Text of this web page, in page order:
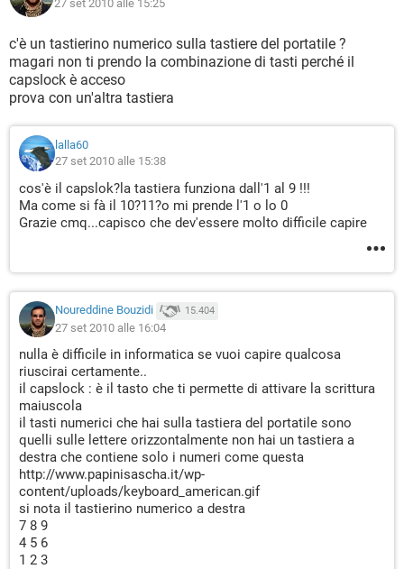
27 set 2010 alle 15:25
c'è un tastierino numerico sulla tastiere del portatile ?
magari non ti prendo la combinazione di tasti perché il
capslock è acceso
prova con un'altra tastiera
lalla60
27 set 2010 alle 15:38
cos'è il capslok?la tastiera funziona dall'1 al 9 !!!
Ma come si fà il 10?11?o mi prende l'1 o lo 0
Grazie cmq...capisco che dev'essere molto difficile capire
Noureddine Bouzidi 15.404
27 set 2010 alle 16:04
nulla è difficile in informatica se vuoi capire qualcosa
riuscirai certamente..
il capslock : è il tasto che ti permette di attivare la scrittura
maiuscola
il tasti numerici che hai sulla tastiera del portatile sono
quelli sulle lettere orizzontalmente non hai un tastiera a
destra che contiene solo i numeri come questa
http://www.papinisascha.it/wp-
content/uploads/keyboard_american.gif
si nota il tastierino numerico a destra
7 8 9
4 5 6
1 2 3